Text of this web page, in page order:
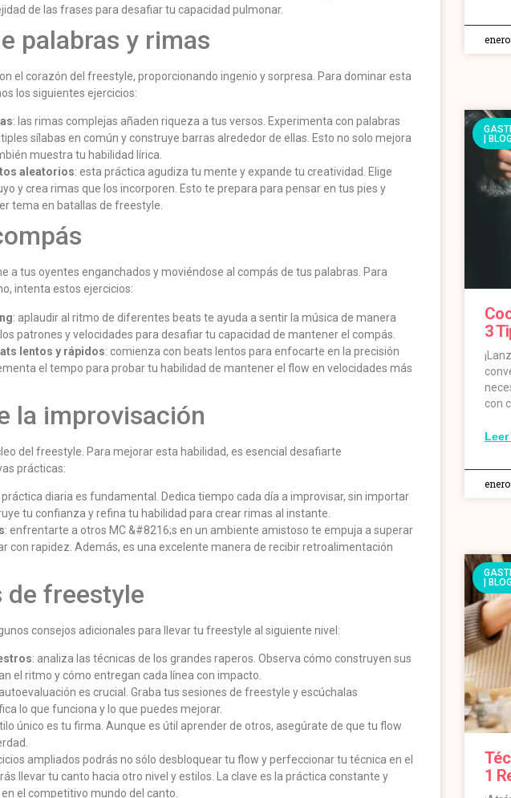
de las frases para desafiar tu capacidad pulmonar.
palabras y rimas
el corazón del freestyle, proporcionando ingenio y sorpresa. Para dominar esta
los siguientes ejercicios:
: las rimas complejas añaden riqueza a tus versos. Experimenta con palabras
sílabas en común y construye barras alrededor de ellas. Esto no solo mejora
muestra tu habilidad lírica.
aleatorios: esta práctica agudiza tu mente y expande tu creatividad. Elige
y crea rimas que los incorporen. Esto te prepara para pensar en tus pies y
tema en batallas de freestyle.
a tus oyentes enganchados y moviéndose al compás de tus palabras. Para
intenta estos ejercicios:
: aplaudir al ritmo de diferentes beats te ayuda a sentir la música de manera
patrones y velocidades para desafiar tu capacidad de mantener el compás.
lentos y rápidos: comienza con beats lentos para enfocarte en la precisión
el tempo para probar tu habilidad de mantener el flow en velocidades más
la improvisación
del freestyle. Para mejorar esta habilidad, es esencial desafiarte
prácticas:
práctica diaria es fundamental. Dedica tiempo cada día a improvisar, sin importar
tu confianza y refina tu habilidad para crear rimas al instante.
: enfrentarte a otros MC &#8216;s en un ambiente amistoso te empuja a superar
con rapidez. Además, es una excelente manera de recibir retroalimentación
de freestyle
consejos adicionales para llevar tu freestyle al siguiente nivel:
: analiza las técnicas de los grandes raperos. Observa cómo construyen sus
el ritmo y cómo entregan cada línea con impacto.
es crucial. Graba tus sesiones de freestyle y escúchalas
lo que funciona y lo que puedes mejorar.
único es tu firma. Aunque es útil aprender de otros, asegúrate de que tu flow
ampliados podrás no sólo desbloquear tu flow y perfeccionar tu técnica en el
llevar tu canto hacia otro nivel y estilos. La clave es la práctica constante y
el competitivo mundo del canto.
enero
|
3
con
Leer
|
1